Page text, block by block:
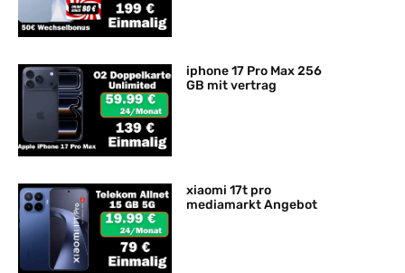
iphone 17 Pro Max 256
GB mit vertrag
xiaomi 17t pro
mediamarkt Angebot